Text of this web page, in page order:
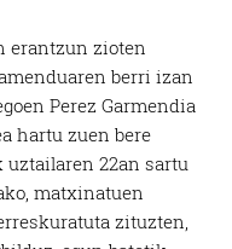
erantzun zioten
berri izan
Perez Garmendia
hartu zuen bere
uztailaren 22an sartu
matxinatuen
zituzten,